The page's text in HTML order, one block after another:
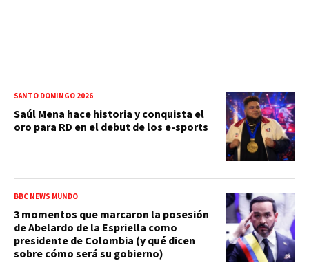
SANTO DOMINGO 2026
Saúl Mena hace historia y conquista el
oro para RD en el debut de los e-sports
BBC NEWS MUNDO
3 momentos que marcaron la posesión
de Abelardo de la Espriella como
presidente de Colombia (y qué dicen
sobre cómo será su gobierno)